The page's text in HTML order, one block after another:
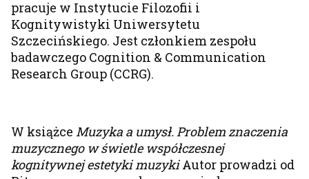
pracuje w Instytucie Filozofii i
Kognitywistyki Uniwersytetu
Szczecińskiego. Jest członkiem zespołu
badawczego Cognition & Communication
Research Group (CCRG).
W książce Muzyka a umysł. Problem znaczenia
muzycznego w świetle współczesnej
kognitywnej estetyki muzykiAutor prowadzi od